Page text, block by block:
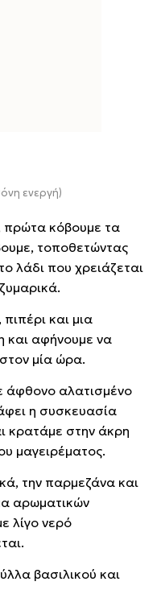
ενεργή)
πρώτα κόβουμε τα
τοποθετώντας
λάδι που χρειάζεται
και μια
και αφήνουμε να
μία ώρα.
άφθονο αλατισμένο
η συσκευασία
κρατάμε στην άκρη
μαγειρέματος.
την παρμεζάνα και
αρωματικών
λίγο νερό
βασιλικού και